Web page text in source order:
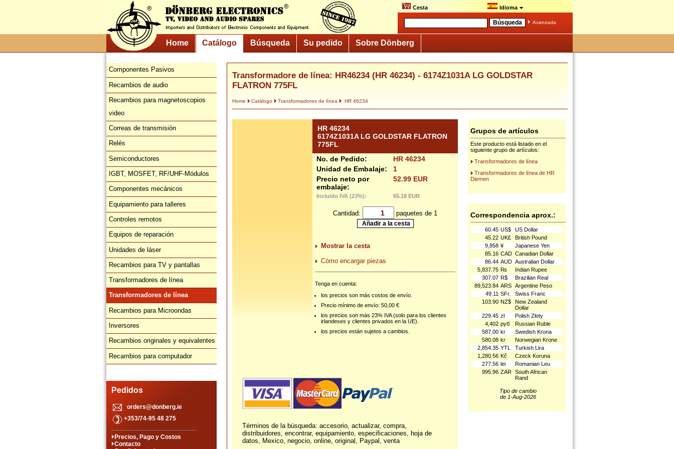
Cesta Idioma
Avanzada
Home Catálogo Búsqueda Su pedido Sobre Dönberg
Componentes Pasivos
Recambios de audio
Recambios para magnetoscopios
video
Correas de transmisión
Relés
Semiconductores
IGBT, MOSFET, RF/UHF-Módulos
Componentes mecánicos
Equipamiento para talleres
Controles remotos
Equipos de reparación
Unidades de láser
Recambios para TV y pantallas
Transformadores de línea
Transformadores de línea
Recambios para Microondas
Inversores
Recambios originales y equivalentes
Recambios para computador
Pedidos
orders@donberg.ie
+353/74-95 48 275
Precios, Pago y Costos
Contacto
Transformadore de línea: HR46234 (HR 46234) - 6174Z1031A LG GOLDSTAR
FLATRON 775FL
Home Catálogo Transformadores de línea HR 46234
HR 46234
6174Z1031A LG GOLDSTAR FLATRON
775FL
No. de Pedido:
HR 46234
Unidad de Embalaje:
1
Precio neto por
embalaje:
52.99 EUR
Incluido IVA (23%): 65.18 EUR
Cantidad: paquetes de 1
Mostrar la cesta
Cómo encargar piezas
Tenga en cuenta:
los precios son más costos de envío.
Precio mínimo de envío: 50,00 €
los precios son más 23% IVA (solo para los clientes
irlandeses y clientes privados en la UE).
los precios están sujetos a cambios.
Términos de la búsqueda: accesorio, actualizar, compra,
distribuidores, encontrar, equipamiento, especificaciones, hoja de
datos, Mexico, negocio, online, original, Paypal, venta
Grupos de artículos
Este producto está listado en el
siguiente grupo de artículos:
Transformadores de línea
Transformadores de línea de HR
Diemen
Correspondencia aprox.:
60.45 US$
US Dollar
45.22 UK£
British Pound
9,858 ¥
Japanese Yen
85.16 CAD Canadian Dollar
86.44 AUD Australian Dollar
5,837.75 ₨
Indian Rupee
307.07 R$
Brazilian Real
89,523.84 ARS Argentine Peso
49.11 SFr.
Swiss Franc
103.90 NZ$
New Zealand
Dollar
229.45 zł
Polish Złoty
4,402 руб
Russian Ruble
587.00 kr
Swedish Krona
580.08 kr
Norwegian Krone
2,854.35 YTL
Turkish Lira
1,280.56 Kč
Czeck Koruna
277.56 lei
Romanian Leu
995.96 ZAR South African
Rand
Tipo de cambio
de 1-Aug-2026